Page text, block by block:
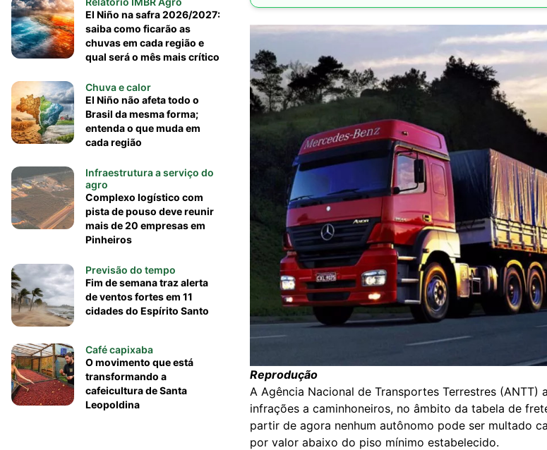
El Niño na safra 2026/2027:
saiba como ficarão as
chuvas em cada região e
qual será o mês mais crítico
Chuva e calor
El Niño não afeta todo o
Brasil da mesma forma;
entenda o que muda em
cada região
Infraestrutura a serviço do
agro
Complexo logístico com
pista de pouso deve reunir
mais de 20 empresas em
Pinheiros
Previsão do tempo
Fim de semana traz alerta
de ventos fortes em 11
cidades do Espírito Santo
Café capixaba
O movimento que está
transformando a
cafeicultura de Santa
Leopoldina
Reprodução
A Agência Nacional de Transportes Terrestres (ANTT)
infrações a caminhoneiros, no âmbito da tabela de
partir de agora nenhum autônomo pode ser multado
por valor abaixo do piso mínimo estabelecido.